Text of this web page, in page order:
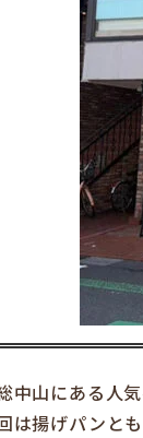
中山にある人
は揚げパンと